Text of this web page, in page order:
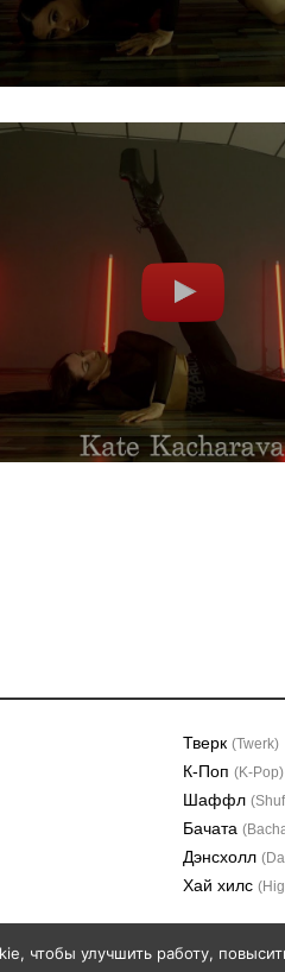
Тверк (Twerk)
К-Поп (K-Pop)
Шаффл
Бачата
Дэнсхолл
Хай хилс
+7 921 320
чтобы улучшить работу,